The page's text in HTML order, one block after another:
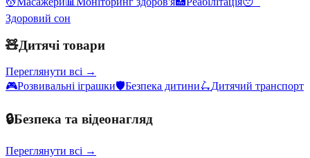
Здоровий сон
🧸Дитячі товари
Переглянути всі →
🎮Розвивальні іграшки🛡️Безпека дитини🛴Дитячий транспорт
🔒Безпека та відеонагляд
Переглянути всі →